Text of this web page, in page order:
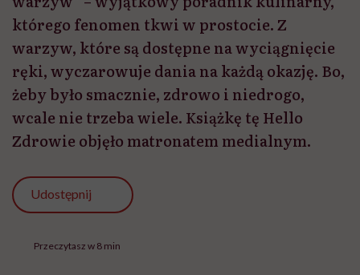
którego fenomen tkwi w prostocie. Z
warzyw, które są dostępne na wyciągnięcie
ręki, wyczarowuje dania na każdą okazję. Bo,
żeby było smacznie, zdrowo i niedrogo,
wcale nie trzeba wiele. Książkę tę Hello
Zdrowie objęło matronatem medialnym.
Udostępnij
Przeczytasz w 8 min